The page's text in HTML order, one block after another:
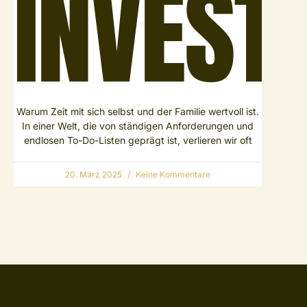
Warum Zeit mit sich selbst und der Familie wertvoll ist.
In einer Welt, die von ständigen Anforderungen und
endlosen To-Do-Listen geprägt ist, verlieren wir oft
20. März 2025 Keine Kommentare